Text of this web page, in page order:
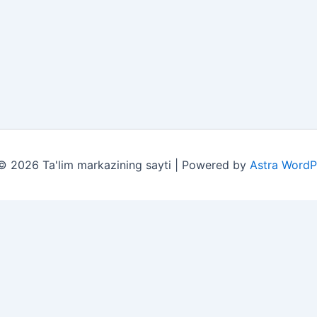
2026 Ta'lim markazining sayti | Powered by Astra